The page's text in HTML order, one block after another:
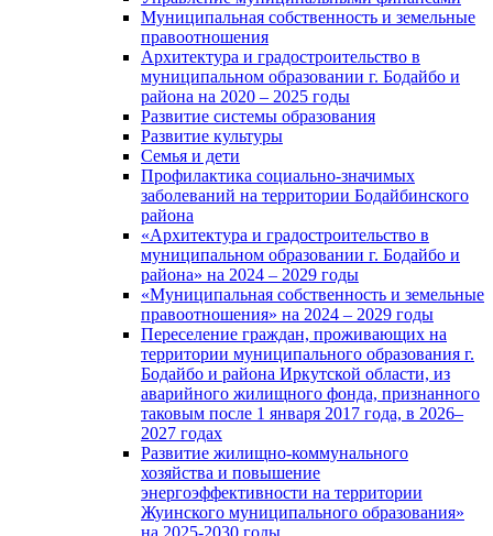
Муниципальная собственность и земельные
правоотношения
Архитектура и градостроительство в
муниципальном образовании г. Бодайбо и
района на 2020 – 2025 годы
Развитие системы образования
Развитие культуры
Семья и дети
Профилактика социально-значимых
заболеваний на территории Бодайбинского
района
«Архитектура и градостроительство в
муниципальном образовании г. Бодайбо и
района» на 2024 – 2029 годы
«Муниципальная собственность и земельные
правоотношения» на 2024 – 2029 годы
Переселение граждан, проживающих на
территории муниципального образования г.
Бодайбо и района Иркутской области, из
аварийного жилищного фонда, признанного
таковым после 1 января 2017 года, в 2026–
2027 годах
Развитие жилищно-коммунального
хозяйства и повышение
энергоэффективности на территории
Жуинского муниципального образования»
на 2025-2030 годы